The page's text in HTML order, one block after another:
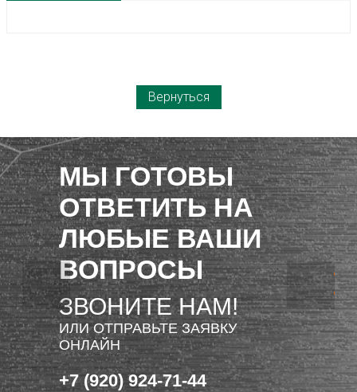
Вернуться
МЫ ГОТОВЫ
ОТВЕТИТЬ НА
ЛЮБЫЕ ВАШИ
ВОПРОСЫ
ЗВОНИТЕ НАМ!
ИЛИ ОТПРАВЬТЕ ЗАЯВКУ
ОНЛАЙН
+7 (920) 924-71-44